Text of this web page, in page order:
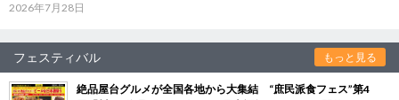
2026年7月28日
フェスティバル もっと見る
絶品屋台グルメが全国各地から大集結 “庶民派食フェス”第4